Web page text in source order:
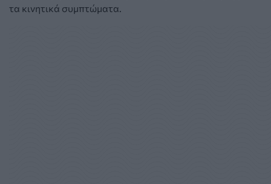
τα κινητικά συμπτώματα.